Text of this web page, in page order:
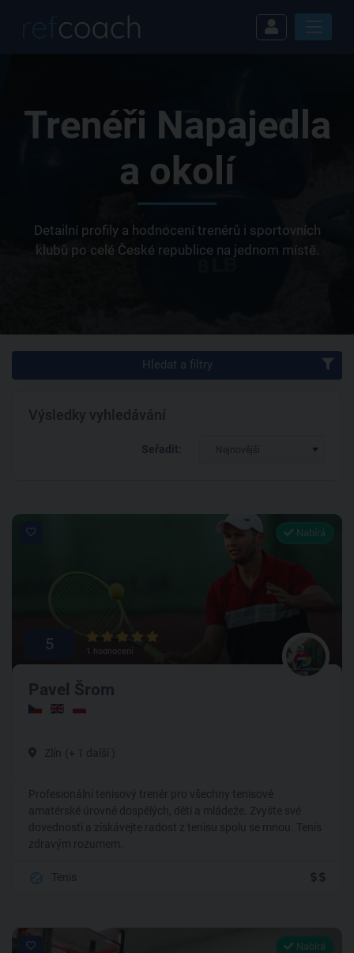
Trenéři Napajedla
a okolí
Detailní profily a hodnocení trenérů i sportovních
klubů po celé České republice na jednom místě.
Hledat a filtry
Výsledky vyhledávání
Seřadit: Nejnovější
Nabírá
5 1 hodnocení
Pavel Šrom
Zlín (+ 1 další )
Profesionální tenisový trenér pro všechny tenisové
amatérské úrovně dospělých, dětí a mládeže. Zvyšte své
dovednosti a získávejte radost z tenisu spolu se mnou. Tenis
zdravým rozumem.
Tenis
Nabírá